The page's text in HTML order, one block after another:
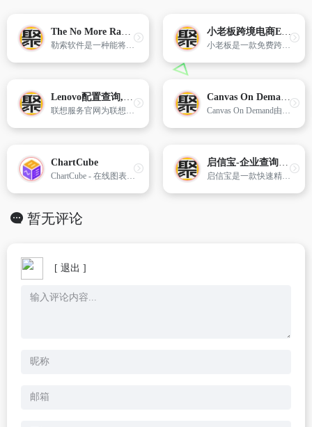
The No More Ransom Project不再被勒索软件勒索
勒索软件是一种能将您的电脑和移动设备上锁或能加密您的电子文件的恶意软件。当这种情况发生时,除非您支付赎金,您将无法取得您的数据。支付赎金也无法保证为您的文件解锁,您不应该付款！
小老板跨境电商ERP
小老板是一款免费跨境电商应用ERP,专为卖家提供专业、免费的在线应用工具。目前,小老板全面支持wish、速卖通AliExpress、eBay、亚马逊 amazon、Lazada、敦煌、Linio,PriceMinister, Cdiscount,Jumia,Newegg为您提供全面的产品刊登、订单打印、库存管理、智能采购、数据统计、数据分析、图片管理等一站式的管理服务。
Lenovo配置查询,保修服务-联想服务
联想服务官网为联想扬天、联想天逸、联想异能者、联想家悦、联想开天、联想启天、联想小新、联想拯救者、联想yoga、联想ideapad等系列产品提供专业的技术支持和售后服务。具体有：驱动下载、win驱动、售后服务网点查询、保修配置查询、驱动查询、驱动光盘安装、主机编号查询、联想知识库、常见问题帮助、故障诊断、网上报修、网上预约、win支持、win支持。
Canvas On Demand美国
Canvas On Demand由Joe Schmidt和 Tom Lotrecchiano创建,致力于将消费者手中最珍贵的照片制作成迷人的艺术作品。您可以选择自己喜爱的艺术表现方式,并用木质相框等方式包装产品。
ChartCube
ChartCube - 在线图表制作工具
启信宝-企业查询_企业信用信息平台
启信宝是一款快速精准的企业信息查询工具。涵盖工商信息、司法诉讼、知识产权、股权结构等多维度信息,帮助用户快速了解合作公司,预防潜在风险,获得商机,为客户提供决策支持。
暂无评论
[ 退出 ]